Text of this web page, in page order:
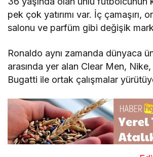
pek çok yatırımı var. İç çamaşırı,
salonu ve parfüm gibi değişik
Ronaldo aynı zamanda dünyaca
arasında yer alan Clear Men,
Bugatti ile ortak çalışmalar